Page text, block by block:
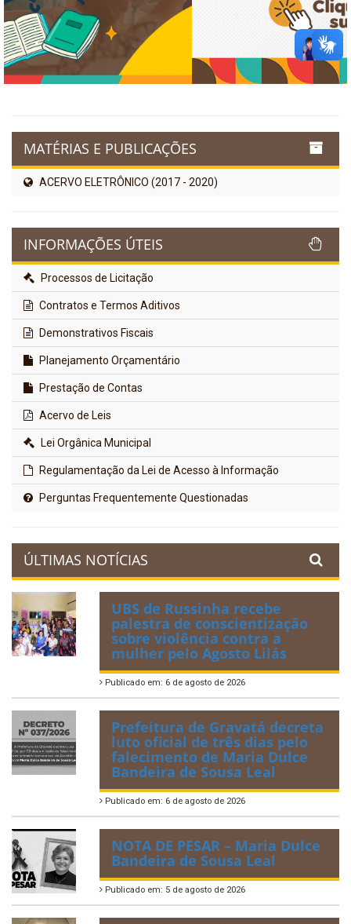
MATÉRIAS E PUBLICAÇÕES
ACERVO ELETRÔNICO (2017 - 2020)
INFORMAÇÕES ÚTEIS
Processos de Licitação
Contratos e Termos Aditivos
Demonstrativos Fiscais
Planejamento Orçamentário
Prestação de Contas
Acervo de Leis
Lei Orgânica Municipal
Regulamentação da Lei de Acesso à Informação
Perguntas Frequentemente Questionadas
ÚLTIMAS NOTÍCIAS
UBS de Russinha recebe
palestra de conscientização
sobre violência contra a
mulher pelo Agosto Lilás
Publicado em: 6 de agosto de 2026
Prefeitura de Gravatá decreta
luto oficial de três dias pelo
falecimento de Maria Dulce
Bandeira de Sousa Leal
Publicado em: 6 de agosto de 2026
NOTA DE PESAR – Maria Dulce
Bandeira de Sousa Leal
Publicado em: 5 de agosto de 2026